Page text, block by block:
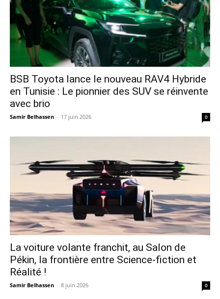
​BSB Toyota lance le nouveau RAV4 Hybride
en Tunisie : Le pionnier des SUV se réinvente
avec brio
Samir Belhassen - 17 juin 2026 0
La voiture volante franchit, au Salon de
Pékin, la frontière entre Science-fiction et
Réalité !
Samir Belhassen - 8 juin 2026 0